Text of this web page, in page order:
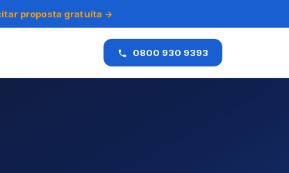
proposta gratuita →
0800 930 9393